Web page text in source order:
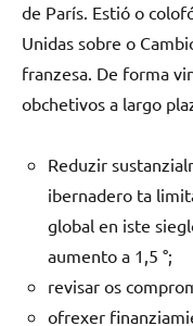
de París. Estió o
Unidas sobre o
franzesa. De forma
obchetivos a largo
Reduzir
ibernadero ta
global en iste
aumento a 1,5 °;
revisar os
ofrexer